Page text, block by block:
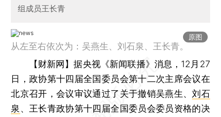
组成员王长青
原图
从左至右依次为：吴燕生、刘石泉、王长青。
【财新网】据央视《新闻联播》消息，12月27
日，政协第十四届全国委员会第十二次主席会议在
北京召开，会议审议通过了关于撤销吴燕生、刘石
泉 、王长青政协第十四届全国委员会委员资格的决